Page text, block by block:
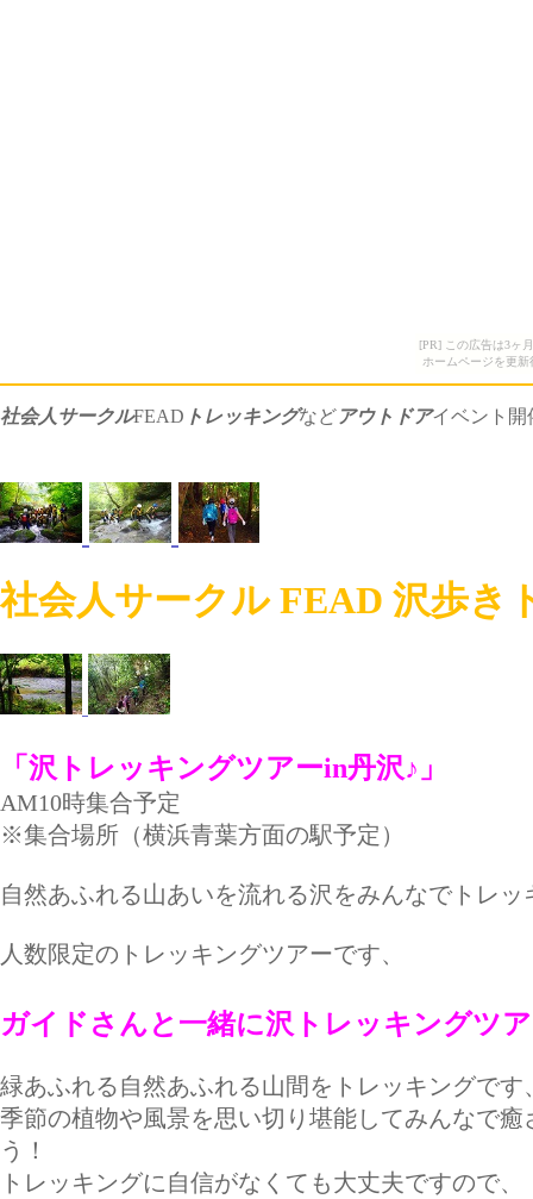
[PR] この広告は3ヶ
ホームページを更
社会人サークルFEAD トレッキングなど アウトドアイベント開
社会人サークル FEAD 沢歩き
「沢トレッキングツアーin丹沢♪」
AM10時集合予定
※集合場所（横浜青葉方面の駅予定）
自然あふれる山あいを流れる沢をみんなでトレ
人数限定のトレッキングツアーです、
ガイドさんと一緒に沢トレッキングツ
緑あふれる自然あふれる山間をトレッキングです
季節の植物や風景を思い切り堪能してみんなで癒
う！
トレッキングに自信がなくても大丈夫ですので、